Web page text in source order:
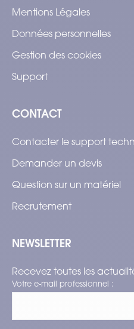
Mentions Légales
Données personnelles
Gestion des cookies
Support
CONTACT
Contacter le support
Demander un devis
Question sur un matériel
Recrutement
NEWSLETTER
Recevez toutes les
Votre e-mail professionnel :